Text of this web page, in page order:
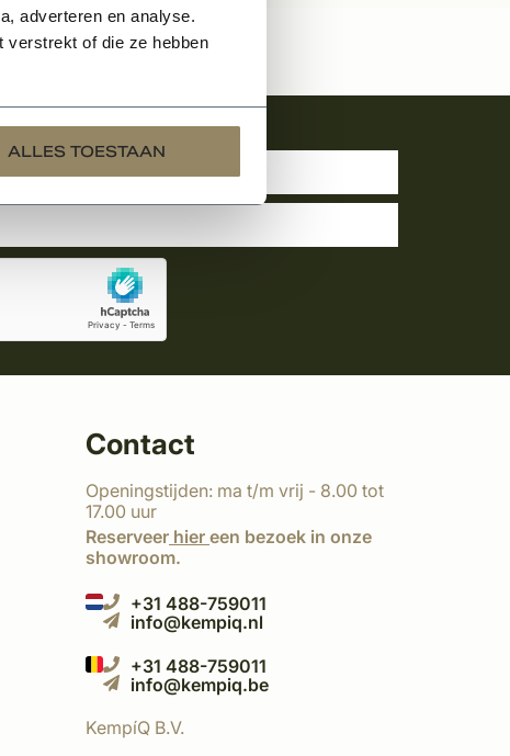
adverteren en analyse.
verstrekt of die ze hebben
ALLES TOESTAAN
Contact
Openingstijden: ma t/m vrij - 8.00 tot
17.00 uur
Reserveer hier een bezoek in onze
showroom.
+31 488-759011
info@kempiq.nl
+31 488-759011
info@kempiq.be
KempíQ B.V.